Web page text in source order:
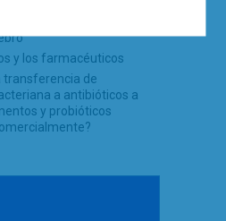
y los farmacéuticos
transferencia de
a antibióticos a
y probióticos